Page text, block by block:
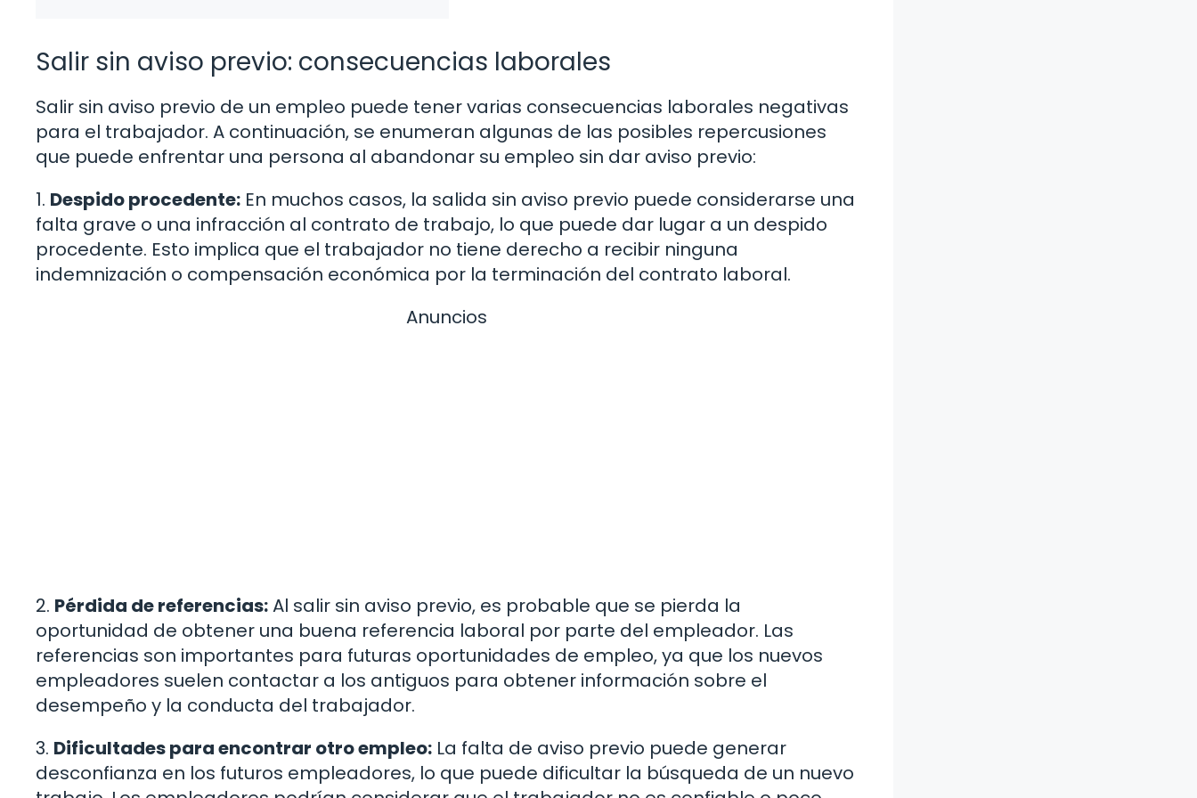
Salir sin aviso previo: consecuencias laborales
Salir sin aviso previo de un empleo puede tener varias consecuencias laborales negativas
para el trabajador. A continuación, se enumeran algunas de las posibles repercusiones
que puede enfrentar una persona al abandonar su empleo sin dar aviso previo:
1. Despido procedente: En muchos casos, la salida sin aviso previo puede considerarse una
falta grave o una infracción al contrato de trabajo, lo que puede dar lugar a un despido
procedente. Esto implica que el trabajador no tiene derecho a recibir ninguna
indemnización o compensación económica por la terminación del contrato laboral.
Anuncios
2. Pérdida de referencias:Al salir sin aviso previo, es probable que se pierda la
oportunidad de obtener una buena referencia laboral por parte del empleador. Las
referencias son importantes para futuras oportunidades de empleo, ya que los nuevos
empleadores suelen contactar a los antiguos para obtener información sobre el
desempeño y la conducta del trabajador.
3. Dificultades para encontrar otro empleo: La falta de aviso previo puede generar
desconfianza en los futuros empleadores, lo que puede dificultar la búsqueda de un nuevo